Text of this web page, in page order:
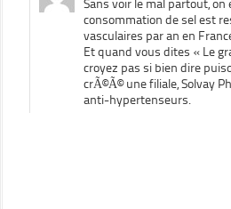
Sans voir le mal partout,
consommation de sel est
vasculaires par an en
Et quand vous dites « Le
croyez pas si bien dire
crÃ©Ã© une filiale, Solvay
anti-hypertenseurs.